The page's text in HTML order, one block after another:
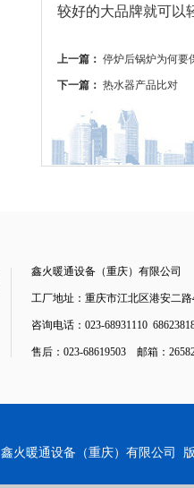
较好的大品牌就可以
上一篇： 停炉后锅炉为何要
下一篇： 热水器产品比对
鑫火暖通设备（重庆）有限公司
工厂地址：重庆市江北区港安二
咨询电话：023-68931110
售后：023-68619503 邮箱：
鑫火暖通设备（重庆）有限公司